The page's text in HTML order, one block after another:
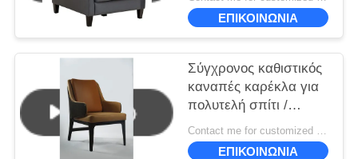
γκρι
ΕΠΙΚΟΙΝΩΝΙΑ
Σύγχρονος καθιστικός
καναπές καρέκλα για
πολυτελή σπίτι /
θερμότητα διακόσμηση
γυαλιστερό φινίρισμα
Contact me for customized MOQ:10
ΕΠΙΚΟΙΝΩΝΙΑ